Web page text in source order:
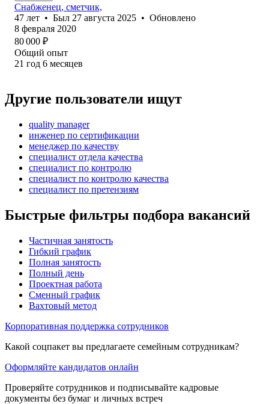
Снабженец, сметчик,
47 лет • Был 27 августа 2025 • Обновлено
8 февраля 2020
80 000 ₽
Общий опыт
21 год 6 месяцев
Другие пользователи ищут
quality manager
инженер по сертификации
менеджер по качеству
специалист отдела качества
специалист по контролю
специалист по контролю качества
специалист по претензиям
Быстрые фильтры подбора вакансий
Частичная занятость
Гибкий график
Полная занятость
Полный день
Проектная работа
Сменный график
Вахтовый метод
Корпоративная поддержка сотрудников
Какой соцпакет вы предлагаете семейным сотрудникам?
Оформляйте кандидатов онлайн
Проверяйте сотрудников и подписывайте кадровые
документы без бумаг и личных встреч